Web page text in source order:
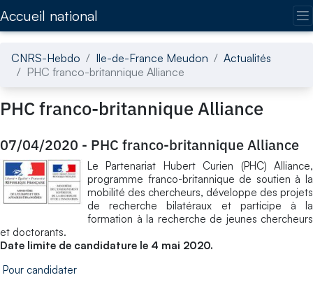
Accueil national
CNRS-Hebdo Ile-de-France Meudon
Actualités
PHC franco-britannique Alliance
PHC franco-britannique Alliance
07/04/2020 - PHC franco-britannique Alliance
Le Partenariat Hubert Curien (PHC) Alliance,
programme franco-britannique de soutien à la
mobilité des chercheurs, développe des projets
de recherche bilatéraux et participe à la
formation à la recherche de jeunes chercheurs
et doctorants.
Date limite de candidature le 4 mai 2020.
Pour candidater